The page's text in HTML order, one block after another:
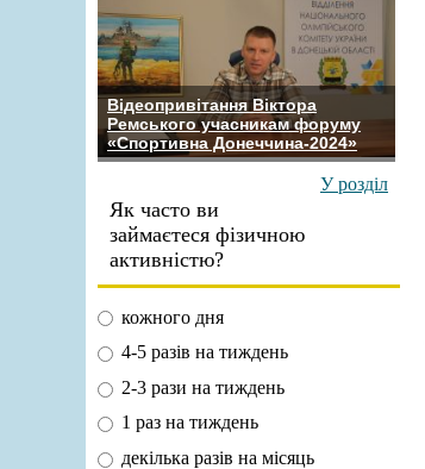
Відеопривітання Віктора
Ремського учасникам форуму
«Спортивна Донеччина-2024»
У розділ
Як часто ви
займаєтеся фізичною
активністю?
кожного дня
4-5 разів на тиждень
2-3 рази на тиждень
1 раз на тиждень
декілька разів на місяць